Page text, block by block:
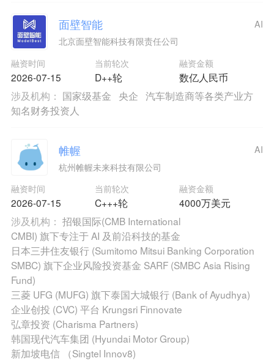
面壁智能
北京面壁智能科技有限责任公司
融资时间
2026-07-15
当前轮次
D++轮
融资金额
数亿人民币
AI
涉及机构： 国家级基金 央企 汽车制造商等各类产业方
知名财务投资人
帷幄
杭州帷幄未来科技有限公司
融资时间
2026-07-15
当前轮次
C+++轮
融资金额
4000万美元
AI
涉及机构： 招银国际(CMB International
CMBI) 旗下专注于 AI 及前沿科技的基金
日本三井住友银行 (Sumitomo Mitsui Banking Corporation
SMBC) 旗下企业风险投资基金 SARF (SMBC Asia Rising
Fund)
三菱 UFG (MUFG) 旗下泰国大城银行 (Bank of Ayudhya)
企业创投 (CVC) 平台 Krungsri Finnovate
弘章投资 (Charisma Partners)
韩国现代汽车集团 (Hyundai Motor Group)
新加坡电信 （Singtel Innov8)